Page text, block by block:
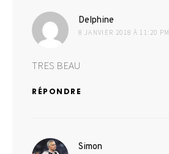
Delphine
8 JANVIER 2018 À 11:20 PM
TRES BEAU
RÉPONDRE
Simon